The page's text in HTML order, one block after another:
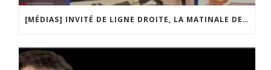
[MÉDIAS] INVITÉ DE LIGNE DROITE, LA MATINALE DE RADIO COURTOISIE